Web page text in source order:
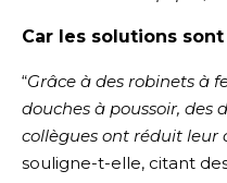
Car les solutions
“Grâce à des robinets à
douches à poussoir, des
collègues ont réduit leur
souligne-t-elle, citant